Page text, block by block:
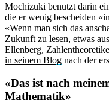
Mochizuki benutzt darin
die er wenig bescheiden
«Wenn man sich das
Zukunft zu lesen, etwas
Ellenberg,
in seinem Blog nach der
«Das ist nach
Mathematik»